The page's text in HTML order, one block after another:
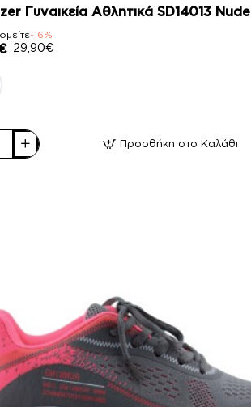
Γυναικεία Αθλητικά SD14013 Nude
-16%
29,90€
Προσθήκη στο Καλάθι